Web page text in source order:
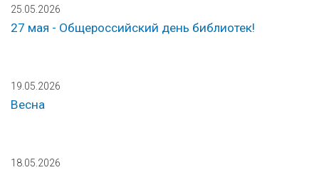
25.05.2026
27 мая - Общероссийский день библиотек!
19.05.2026
Весна
18.05.2026